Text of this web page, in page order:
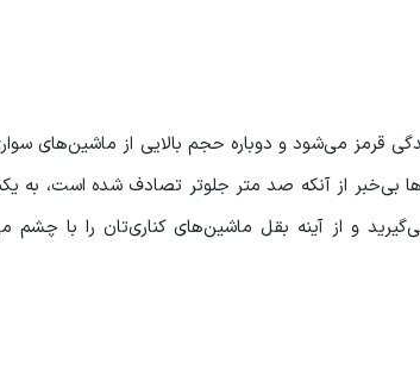
قرمز می‌شود و دوباره حجم بالایی از
بی‌خبر از آنکه صد متر جلوتر تصادف شده است، به
و از آینه بقل ماشین‌های کناری‌تان را با چشم
و سرو صدای بوق‌های ممتد نیست. بیراه نیست که